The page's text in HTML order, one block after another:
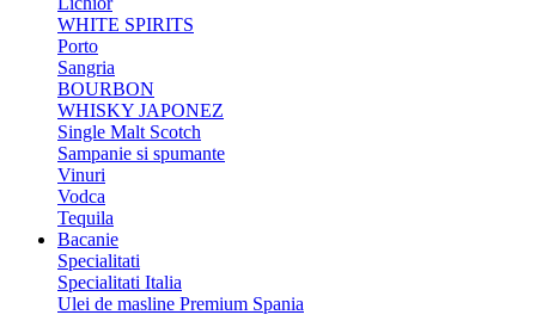
WHITE SPIRITS
Porto
Sangria
BOURBON
WHISKY JAPONEZ
Single Malt Scotch
Sampanie si spumante
Vinuri
Vodca
Tequila
Bacanie
Specialitati
Specialitati Italia
Ulei de masline Premium Spania